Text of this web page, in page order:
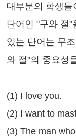
대부분의 학생
단어인 "구와 절"
있는 단어는 무
와 절"의 중요성
(1) I love you.
(2) I want to
(3) The man